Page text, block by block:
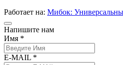
Работает на: Мибок:
Напишите нам
Имя *
E-MAIL *